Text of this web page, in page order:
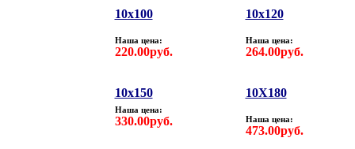
10x100
Наша цена:
220.00руб.
10x120
Наша цена:
264.00руб.
10х150
Наша цена:
330.00руб.
10X180
Наша цена:
473.00руб.